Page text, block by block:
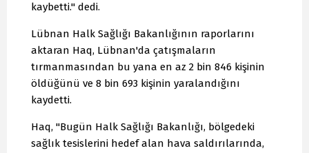
kaybetti." dedi.
Lübnan Halk Sağlığı Bakanlığının raporlarını
aktaran Haq, Lübnan'da çatışmaların
tırmanmasından bu yana en az 2 bin 846 kişinin
öldüğünü ve 8 bin 693 kişinin yaralandığını
kaydetti.
Haq, "Bugün Halk Sağlığı Bakanlığı, bölgedeki
sağlık tesislerini hedef alan hava saldırılarında,